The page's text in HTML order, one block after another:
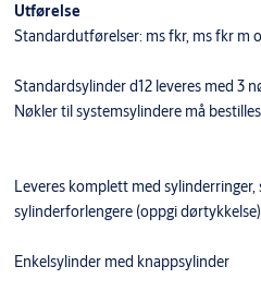
Utførelse
Standardutførelser: ms fkr, ms fkr m
Standardsylinder d12 leveres med 3
Nøkler til systemsylindere må
Leveres komplett med
sylinderforlengere (oppgi dørtykkelse)
Enkelsylinder med knappsylinder